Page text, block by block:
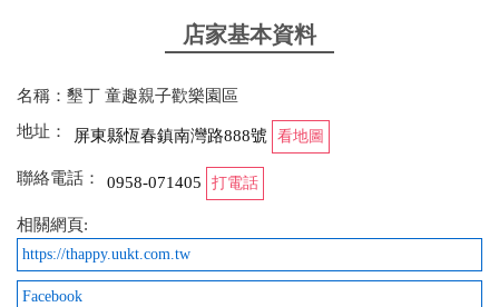
因遇到颱風外圍環流，下雨天氣不佳，闆娘主動提供
兒童輕便雨衣給小孩穿，服務態度超好，下次會再次
店家基本資料
名稱：墾丁 童趣親子歡樂園區
地址：
屏東縣恆春鎮南灣路888號 看地圖
聯絡電話： 0958-071405 打電話
相關網頁:
https://thappy.uukt.com.tw
Facebook